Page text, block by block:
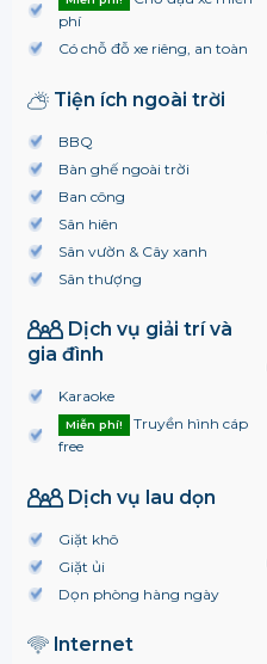
phí
Có chỗ đỗ xe riêng, an toàn
Tiện ích ngoài trời
BBQ
Bàn ghế ngoài trời
Ban công
Sân hiên
Sân vườn & Cây xanh
Sân thượng
Dịch vụ giải trí và
gia đình
Karaoke
Miễn phí!
Truyền hình cáp
free
Dịch vụ lau dọn
Giặt khô
Giặt ủi
Dọn phòng hàng ngày
Internet